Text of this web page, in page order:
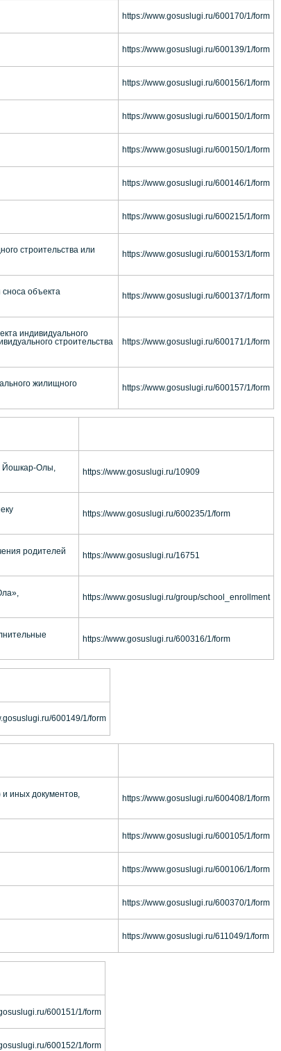
https://www.gosuslugi.ru/600170/1/form
https://www.gosuslugi.ru/600139/1/form
https://www.gosuslugi.ru/600156/1/form
https://www.gosuslugi.ru/600150/1/form
https://www.gosuslugi.ru/600150/1/form
https://www.gosuslugi.ru/600146/1/form
https://www.gosuslugi.ru/600215/1/form
строительства или
https://www.gosuslugi.ru/600153/1/form
объекта
https://www.gosuslugi.ru/600137/1/form
индивидуального
строительства
https://www.gosuslugi.ru/600171/1/form
жилищного
https://www.gosuslugi.ru/600157/1/form
Йошкар-Олы,
https://www.gosuslugi.ru/10909
https://www.gosuslugi.ru/600235/1/form
родителей
https://www.gosuslugi.ru/16751
https://www.gosuslugi.ru/group/school_enrollment
https://www.gosuslugi.ru/600316/1/form
600149/1/form
иных документов,
https://www.gosuslugi.ru/600408/1/form
https://www.gosuslugi.ru/600105/1/form
https://www.gosuslugi.ru/600106/1/form
https://www.gosuslugi.ru/600370/1/form
https://www.gosuslugi.ru/611049/1/form
600151/1/form
600152/1/form